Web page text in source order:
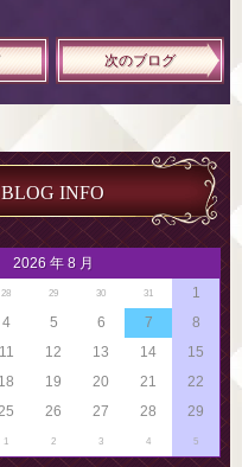
次のブログ
BLOG INFO
2026 年 8 月
28 29 30 31
1
4 5 6 7
8
11 12 13 14
15
18 19 20 21
22
26 27 28
29
1 2 3 4 5